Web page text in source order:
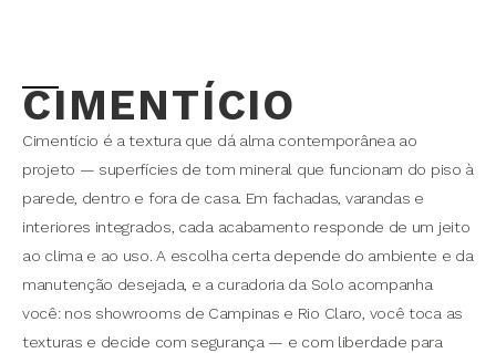
CIMENTÍCIO
Cimentício é a textura que dá alma contemporânea ao
projeto — superfícies de tom mineral que funcionam do piso à
parede, dentro e fora de casa. Em fachadas, varandas e
interiores integrados, cada acabamento responde de um jeito
ao clima e ao uso. A escolha certa depende do ambiente e da
manutenção desejada, e a curadoria da Solo acompanha
você: nos showrooms de Campinas e Rio Claro, você toca as
texturas e decide com segurança — e com liberdade para